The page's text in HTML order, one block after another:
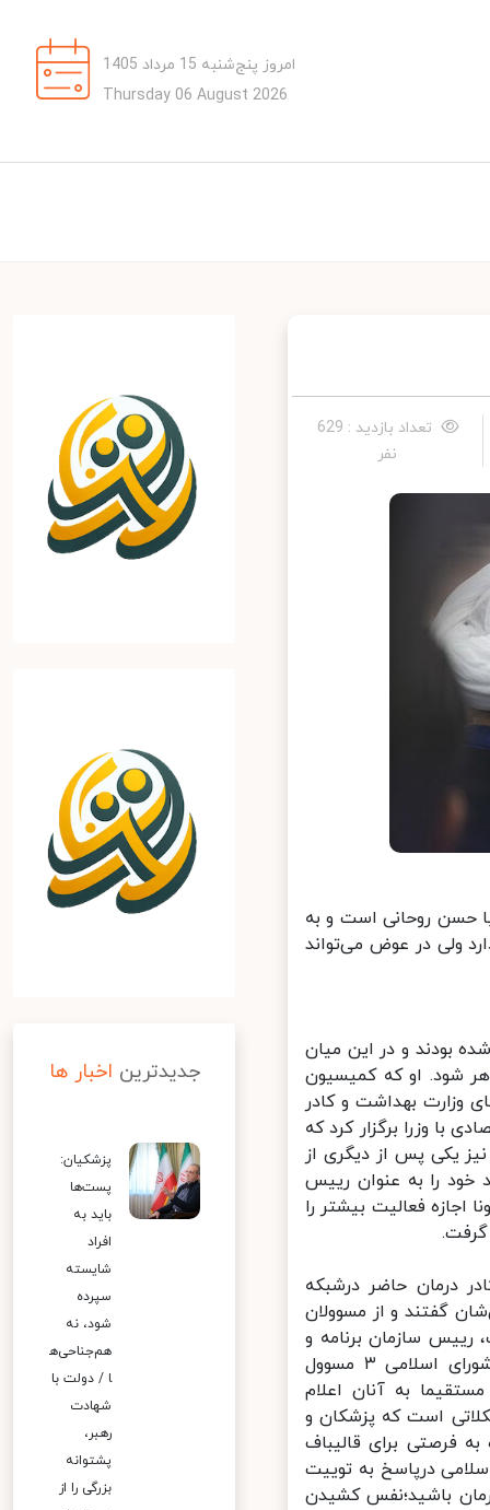
امروز پنج‌شنبه 15 مرداد 1405
Thursday 06 August 2026
تعداد بازدید : 629
نفر
روحانی است و به
ولی در عوض می‌تواند
بودند و در این میان
شود. او که کمیسیون
وزارت بهداشت و کادر
وزرا برگزار کرد که
یکی پس از دیگری از
خود را به عنوان رییس
فعالیت بیشتر را
درمان حاضر درشبکه
گفتند و از مسوولان
سازمان برنامه و
بودجه، سعید نمکی، وزیر بهداشت و محمدباقر قالیباف، رییس مجلس شورای اسلامی ۳ مسوول
به آنان اعلام
است که پزشکان و
فرصتی برای قالیباف
درپاسخ به توییت
باشید؛نفس کشیدن
جدیدترین اخبار ها
پزشکیان:
پست‌ها
باید به
افراد
شایسته
سپرده
شود، نه
هم‌جناحی‌ه
ا / دولت با
شهادت
رهبر،
پشتوانه
بزرگی را از